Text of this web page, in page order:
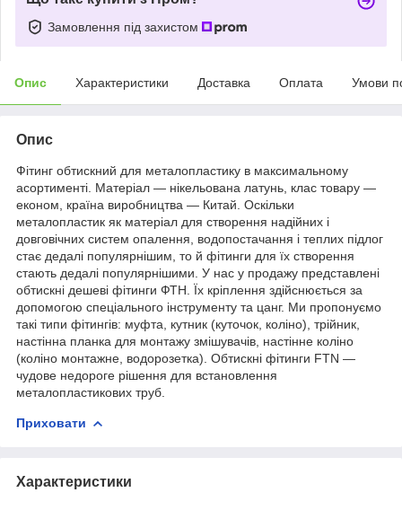
Замовлення під захистом
Опис Характеристики Доставка Оплата Умови
Опис
Фітинг обтискний для металопластику в максимальному
асортименті. Матеріал — нікельована латунь, клас товару —
економ, країна виробництва — Китай. Оскільки
металопластик як матеріал для створення надійних і
довговічних систем опалення, водопостачання і теплих підлог
стає дедалі популярнішим, то й фітинги для їх створення
стають дедалі популярнішими. У нас у продажу представлені
обтискні дешеві фітинги ФТН. Їх кріплення здійснюється за
допомогою спеціального інструменту та цанг. Ми пропонуємо
такі типи фітингів: муфта, кутник (куточок, коліно), трійник,
настінна планка для монтажу змішувачів, настінне коліно
(коліно монтажне, водорозетка). Обтискні фітинги FTN —
чудове недороге рішення для встановлення
металопластикових труб.
Приховати
Характеристики